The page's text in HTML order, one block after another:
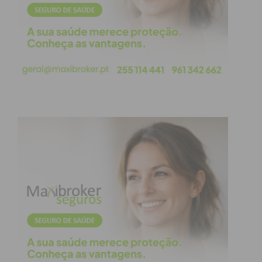
Programa Completo: Portugal Fashion
Experience 2026
Subscreva a newsletter do Imediato
Programa Completo:
1 de julho (Quarta-feira) | Paços de
Manhã (Paços de Ferreira):
Tour
Industrial exclusivo para a imprensa e
convidados, com visitas guiadas a
contacto direto com o tecido